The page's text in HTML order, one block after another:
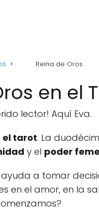
Reina de Oros
en el
lector! Aquí Eva.
el tarot. La
y el poder
a tomar
en el amor, en la